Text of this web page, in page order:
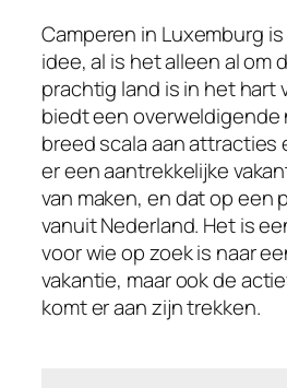
Camperen in Luxemburg
idee, al is het alleen al om
prachtig land is in het hart
biedt een overweldigende
breed scala aan attracties
er een aantrekkelijke
van maken, en dat op een
vanuit Nederland. Het is
voor wie op zoek is naar
vakantie, maar ook de
komt er aan zijn trekken.